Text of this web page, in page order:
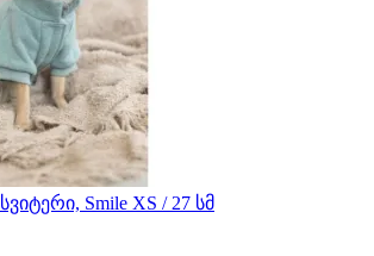
Smile XS / 27 სმ